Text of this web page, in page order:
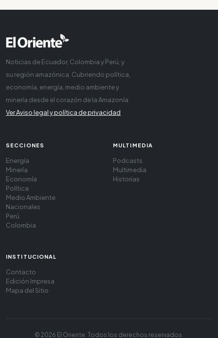
Noticias de Ecuador, Colombia y Perú, y
su región amazónica. Cubriendo política,
economía, energía, medio ambiente y
minería desde el corazón de la Amazonía
Ver Aviso legal y política de privacidad
SECCIONES
Energía
Minería
Economía
Política
Medio Ambiente
Nacionales
Perú
Colombia
MULTIMEDIA
Podcasts
Multimedia
Historias
INSTITUCIONAL
Contacto
Edición Impresa
Mapa del Sitio
© 2026 El Oriente. Todos los derechos reservados.